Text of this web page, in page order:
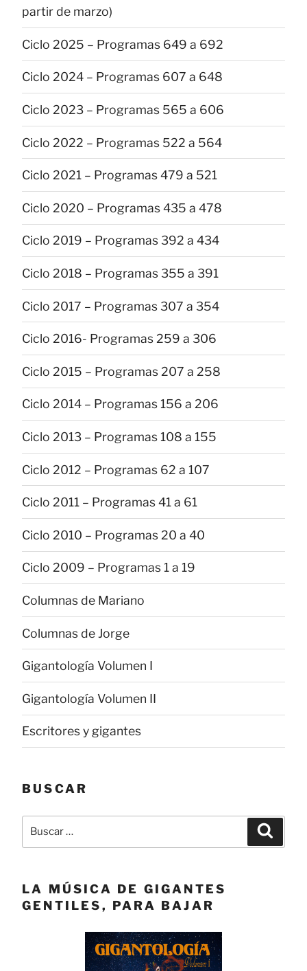
partir de marzo)
Ciclo 2025 – Programas 649 a 692
Ciclo 2024 – Programas 607 a 648
Ciclo 2023 – Programas 565 a 606
Ciclo 2022 – Programas 522 a 564
Ciclo 2021 – Programas 479 a 521
Ciclo 2020 – Programas 435 a 478
Ciclo 2019 – Programas 392 a 434
Ciclo 2018 – Programas 355 a 391
Ciclo 2017 – Programas 307 a 354
Ciclo 2016- Programas 259 a 306
Ciclo 2015 – Programas 207 a 258
Ciclo 2014 – Programas 156 a 206
Ciclo 2013 – Programas 108 a 155
Ciclo 2012 – Programas 62 a 107
Ciclo 2011 – Programas 41 a 61
Ciclo 2010 – Programas 20 a 40
Ciclo 2009 – Programas 1 a 19
Columnas de Mariano
Columnas de Jorge
Gigantología Volumen I
Gigantología Volumen II
Escritores y gigantes
BUSCAR
Buscar
LA MÚSICA DE GIGANTES
GENTILES, PARA BAJAR